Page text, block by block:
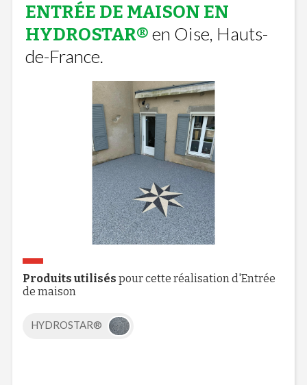
ENTRÉE DE MAISON EN
HYDROSTAR®en Oise, Hauts-
de-France.
Produits utilisés pour cette réalisation d'Entrée
de maison
HYDROSTAR®